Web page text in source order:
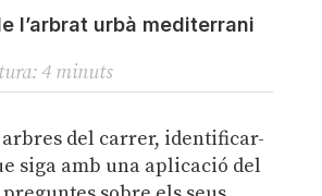
l’arbrat urbà mediterrani
4 minuts
del carrer, identificar-
siga amb una aplicació del